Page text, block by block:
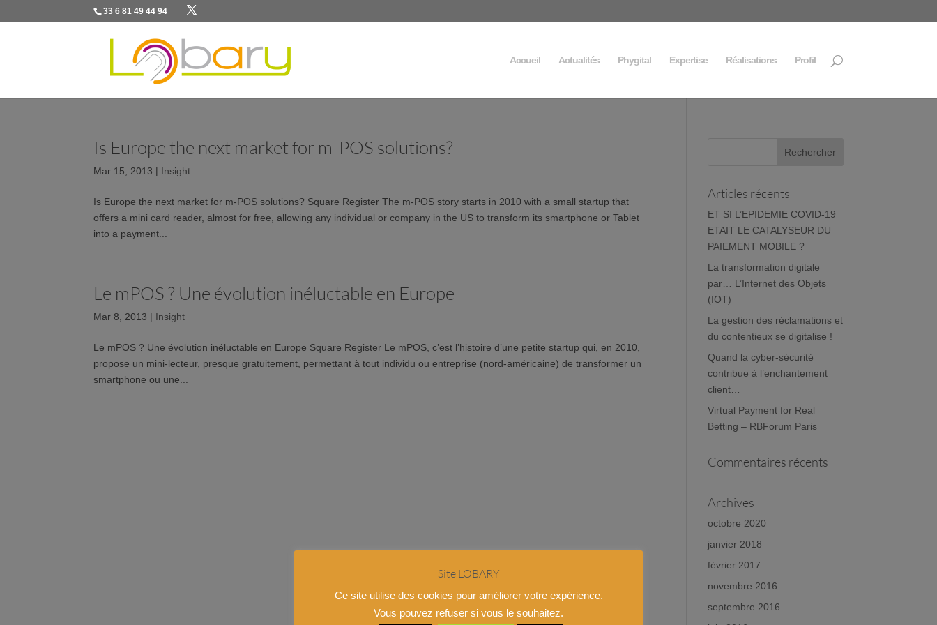
33 6 81 49 44 94
Accueil Actualités Phygital Expertise Réalisations Profil
Is Europe the next market for m-POS solutions?
Mar 15, 2013 | Insight
Is Europe the next market for m-POS solutions? Square Register The m-POS story starts in 2010 with a small startup that
offers a mini card reader, almost for free, allowing any individual or company in the US to transform its smartphone or Tablet
into a payment...
Le mPOS ? Une évolution inéluctable en Europe
Mar 8, 2013 | Insight
Le mPOS ? Une évolution inéluctable en Europe Square Register Le mPOS, c’est l’histoire d’une petite startup qui, en 2010,
propose un mini-lecteur, presque gratuitement, permettant à tout individu ou entreprise (nord-américaine) de transformer un
smartphone ou une...
Articles récents
ET SI L’EPIDEMIE COVID-19
ETAIT LE CATALYSEUR DU
PAIEMENT MOBILE ?
La transformation digitale
par… L’Internet des Objets
(IOT)
La gestion des réclamations et
du contentieux se digitalise !
Quand la cyber-sécurité
contribue à l’enchantement
client…
Virtual Payment for Real
Betting – RBForum Paris
Commentaires récents
Archives
octobre 2020
janvier 2018
février 2017
novembre 2016
septembre 2016
Site LOBARY
Ce site utilise des cookies pour améliorer votre expérience.
Vous pouvez refuser si vous le souhaitez.